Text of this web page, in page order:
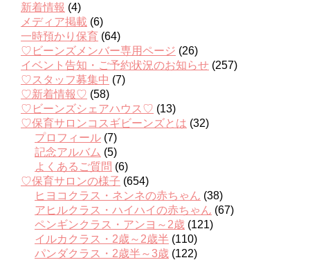
新着情報 (4)
メディア掲載 (6)
一時預かり保育 (64)
♡ビーンズメンバー専用ページ (26)
イベント告知・ご予約状況のお知らせ (257)
♡スタッフ募集中 (7)
♡新着情報♡ (58)
♡ビーンズシェアハウス♡ (13)
♡保育サロンコスギビーンズとは (32)
プロフィール (7)
記念アルバム (5)
よくあるご質問 (6)
♡保育サロンの様子 (654)
ヒヨコクラス・ネンネの赤ちゃん (38)
アヒルクラス・ハイハイの赤ちゃん (67)
ペンギンクラス・アンヨ～2歳 (121)
イルカクラス・2歳～2歳半 (110)
パンダクラス・2歳半～3歳 (122)